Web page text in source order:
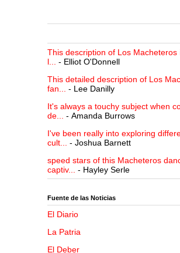
This description of Los Macheteros
l...
- Elliot O'Donnell
This detailed description of Los
fan...
- Lee Danilly
It's always a touchy subject when
de...
- Amanda Burrows
I've been really into exploring
cult...
- Joshua Barnett
speed stars of this Macheteros
captiv...
- Hayley Serle
Fuente de las Noticias
El Diario
La Patria
El Deber